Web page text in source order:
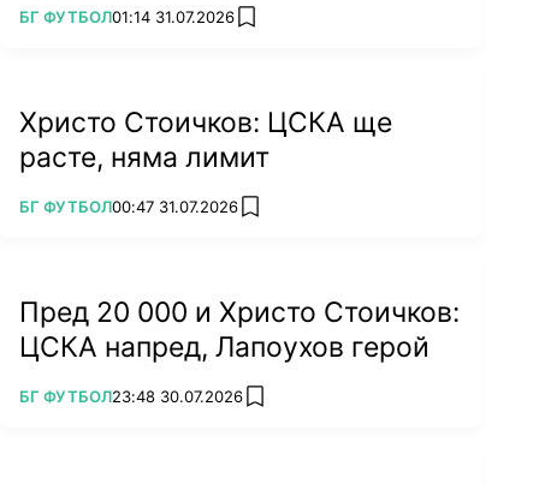
ПОВЕЧЕ ОТ
БГ ФУТБОЛ01:14 31.07.2026 add favorites
Христо Стоичков: ЦСКА ще
расте, няма лимит
ПОВЕЧЕ ОТ
БГ ФУТБОЛ00:47 31.07.2026 add favorites
Пред 20 000 и Христо Стоичков:
ЦСКА напред, Лапоухов герой
ПОВЕЧЕ ОТ
БГ ФУТБОЛ23:48 30.07.2026 add favorites